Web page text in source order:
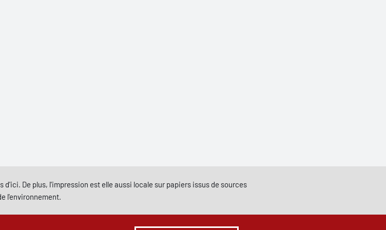
De plus, l'impression est elle aussi locale sur papiers issus de sources
l'environnement.